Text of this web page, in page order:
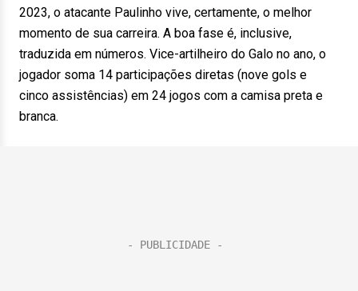
2023, o atacante Paulinho vive, certamente, o melhor
momento de sua carreira. A boa fase é, inclusive,
traduzida em números. Vice-artilheiro do Galo no ano, o
jogador soma 14 participações diretas (nove gols e
cinco assistências) em 24 jogos com a camisa preta e
branca.